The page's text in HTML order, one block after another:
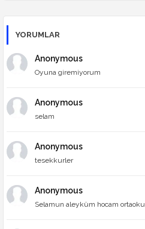
YORUMLAR
Anonymous
Oyuna giremiyorum
Anonymous
selam
Anonymous
tesekkurler
Anonymous
Selamun aleyküm hocam ortaokul